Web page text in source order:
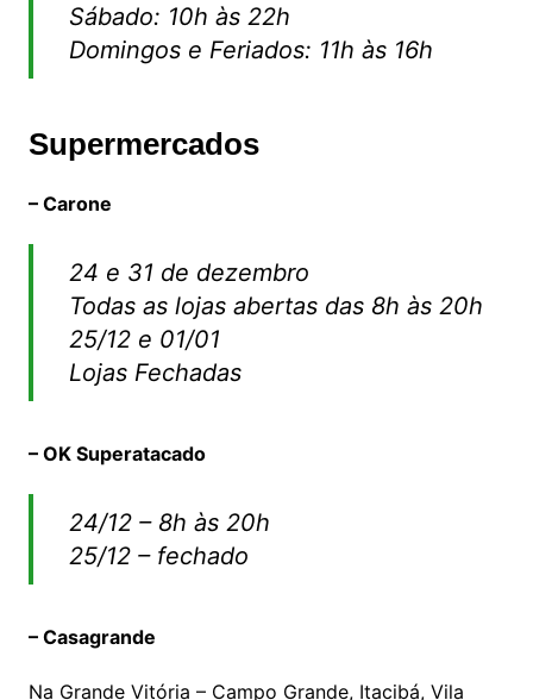
Sábado: 10h às 22h
Domingos e Feriados: 11h às 16h
Supermercados
– Carone
24 e 31 de dezembro
Todas as lojas abertas das 8h às 20h
25/12 e 01/01
Lojas Fechadas
– OK Superatacado
24/12 – 8h às 20h
25/12 – fechado
– Casagrande
Na Grande Vitória – Campo Grande, Itacibá, Vila